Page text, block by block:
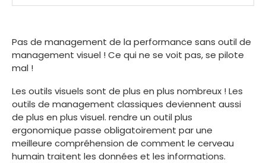
Etudes de Cas : exemples pour illustrer
l’impact du management visuel de la
performance au niveau individuel
Etudes de Cas : exemples pour illustrer
l’impact du management visuel de la
performance au niveau collectif
Conclusion
Pas de management de la performance sans outil de
management visuel ! Ce qui ne se voit pas, se pilote
mal !
Les outils visuels sont de plus en plus nombreux ! Les
outils de management classiques deviennent aussi
de plus en plus visuel. rendre un outil plus
ergonomique passe obligatoirement par une
meilleure compréhension de comment le cerveau
humain traitent les données et les informations.